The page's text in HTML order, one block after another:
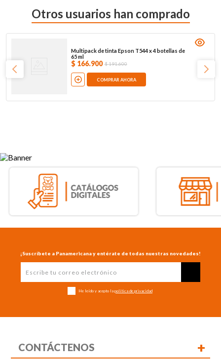
Otros usuarios han comprado
Multipack de tinta Epson T544 x 4 botellas de
65 ml
$ 166.900 $191.600
COMPRAR AHORA
¡Suscríbete a Panamericana y entérate de todas nuestras novedades!
He leído y acepto la política de privacidad
CONTÁCTENOS
+